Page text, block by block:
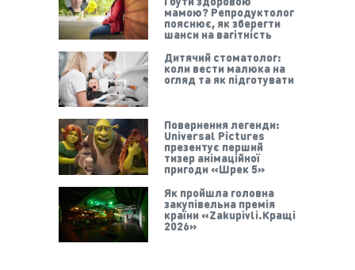
мамою? Репродуктолог
пояснює, як зберегти
шанси на вагітність
Дитячий стоматолог:
коли вести малюка на
огляд та як підготувати
Повернення легенди:
Universal Pictures
презентує перший
тизер анімаційної
пригоди «Шрек 5»
Як пройшла головна
закупівельна премія
країни «Zakupivli.Кращі
2026»